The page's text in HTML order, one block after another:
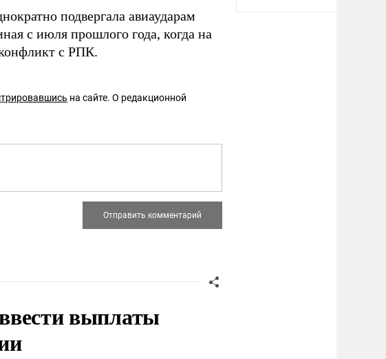
подвергала авиаударам
с июля прошлого года, когда на
с РПК.
на сайте. О редакционной
выплаты